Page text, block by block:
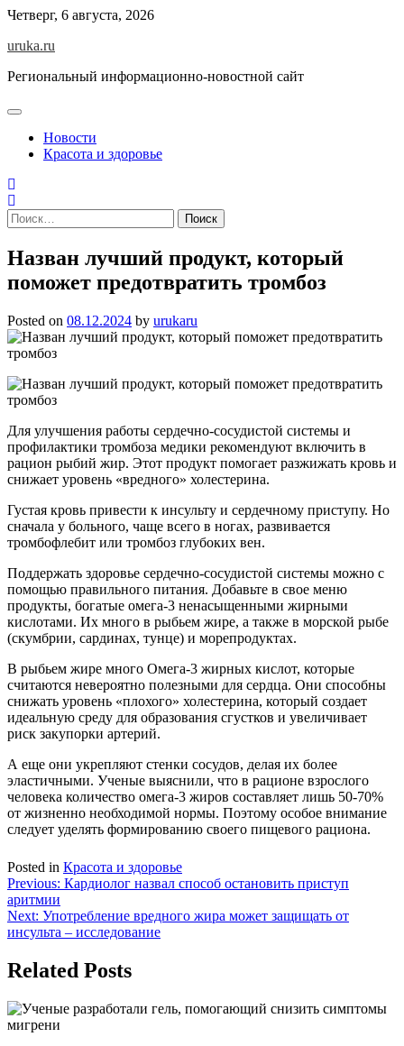
Skip
content
Четверг, 6 августа, 2026
uruka.ru
Региональный информационно-новостной сайт
Новости
Красота и здоровье
Найти:
Назван лучший продукт, который
поможет предотвратить тромбоз
Posted on 08.12.2024 by urukaru
Для улучшения работы сердечно-сосудистой системы и
профилактики тромбоза медики рекомендуют включить в
рацион рыбий жир. Этот продукт помогает разжижать кровь и
снижает уровень «вредного» холестерина.
Густая кровь привести к инсульту и сердечному приступу. Но
сначала у больного, чаще всего в ногах, развивается
тромбофлебит или тромбоз глубоких вен.
Поддержать здоровье сердечно-сосудистой системы можно с
помощью правильного питания. Добавьте в свое меню
продукты, богатые омега-3 ненасыщенными жирными
кислотами. Их много в рыбьем жире, а также в морской рыбе
(скумбрии, сардинах, тунце) и морепродуктах.
В рыбьем жире много Омега-3 жирных кислот, которые
считаются невероятно полезными для сердца. Они способны
снижать уровень «плохого» холестерина, который создает
идеальную среду для образования сгустков и увеличивает
риск закупорки артерий.
А еще они укрепляют стенки сосудов, делая их более
эластичными. Ученые выяснили, что в рационе взрослого
человека количество омега-3 жиров составляет лишь 50-70%
от жизненно необходимой нормы. Поэтому особое внимание
следует уделять формированию своего пищевого рациона.
Posted in Красота и здоровье
Навигация
по
записям
Previous: Кардиолог назвал способ остановить приступ
аритмии
Next: Употребление вредного жира может защищать от
инсульта – исследование
Related Posts